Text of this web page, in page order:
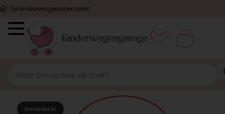
Dé kinderwagenspecialist
ORIGINEEL